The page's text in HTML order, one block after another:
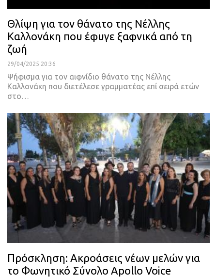
Θλίψη για τον θάνατο της Νέλλης
Καλλονάκη που έφυγε ξαφνικά από τη
ζωή
29/04/2025 20:36
Ψήφισμα για τον αιφνίδιο θάνατο της Νέλλης
Καλλονάκη που διετέλεσε γραμματέας επί σειρά ετών
στο…
Πρόσκληση: Ακροάσεις νέων μελών για
το Φωνητικό Σύνολο Apollo Voice